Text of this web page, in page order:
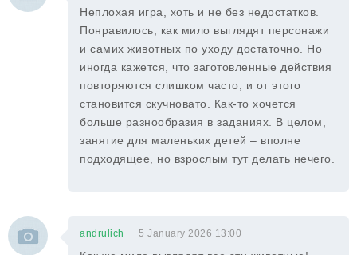
Неплохая игра, хоть и не без недостатков.
Понравилось, как мило выглядят персонажи
и самих животных по уходу достаточно. Но
иногда кажется, что заготовленные действия
повторяются слишком часто, и от этого
становится скучновато. Как-то хочется
больше разнообразия в заданиях. В целом,
занятие для маленьких детей – вполне
подходящее, но взрослым тут делать нечего.
andrulich 5 January 2026 13:00